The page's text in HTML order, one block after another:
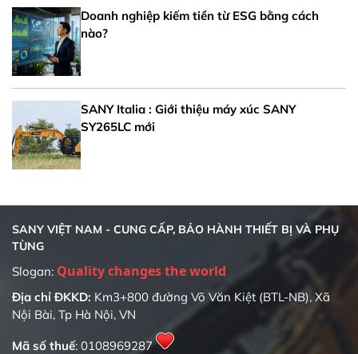
Doanh nghiệp kiếm tiền từ ESG bằng cách
nào?
SANY Italia : Giới thiệu máy xúc SANY
SY265LC mới
SANY VIỆT NAM - CUNG CẤP, BẢO HÀNH THIẾT BỊ VÀ PHỤ
TÙNG
Slogan:
Địa chỉ ĐKKD: Km3+800 đường Võ Văn Kiệt (BTL-NB), Xã
Nội Bài, Tp Hà Nội, VN
Mã số thuế: 0108969287